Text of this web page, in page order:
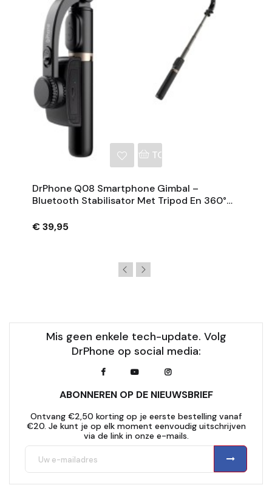
TOEVOEGEN AAN
DrPhone Q08 Smartphone Gimbal –
Bluetooth Stabilisator Met Tripod En 360°
€ 39,95
Mis geen enkele tech-update. Volg
DrPhone op social media:
ABONNEREN OP DE NIEUWSBRIEF
Ontvang €2,50 korting op je eerste bestelling vanaf
€20. Je kunt je op elk moment eenvoudig uitschrijven
via de link in onze e-mails.